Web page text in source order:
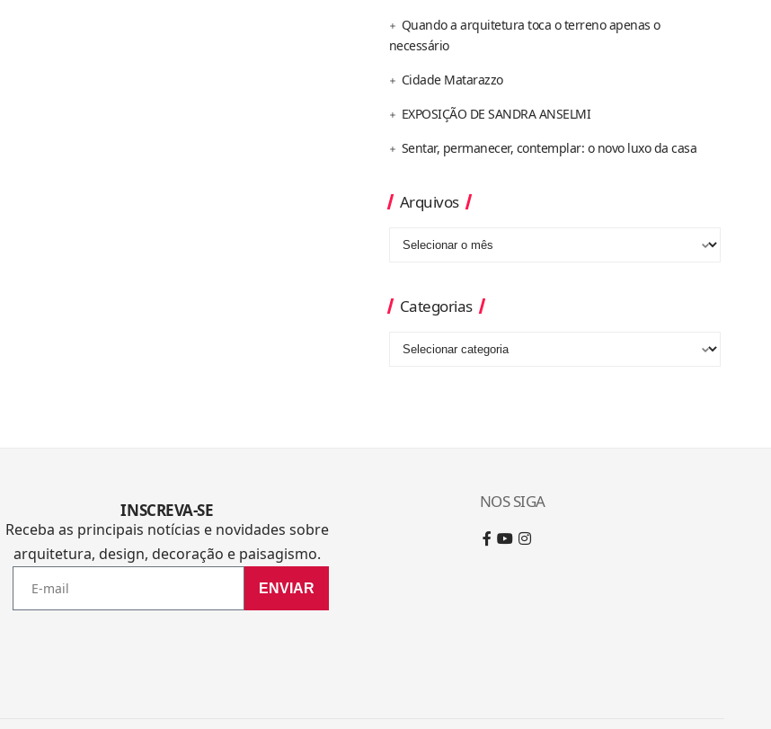
Quando a arquitetura toca o terreno apenas o
necessário
Cidade Matarazzo
EXPOSIÇÃO DE SANDRA ANSELMI
Sentar, permanecer, contemplar: o novo luxo da casa
Arquivos
Categorias
INSCREVA-SE
Receba as principais notícias e novidades sobre
arquitetura, design, decoração e paisagismo.
ENVIAR
NOS SIGA